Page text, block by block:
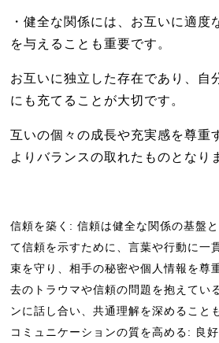
・健全な関係には、お互いに適度
を与えることも重要です。
お互いに独立した存在であり、自
にも充てることが大切です。
互いの個々の成長や充実感を尊重
よりバランスの取れたものとなり
信頼を築く: 信頼は健全な関係の基盤
て信頼を示すために、言葉や行動に一
束を守り、相手の秘密や個人情報を尊
去のトラウマや信頼の問題を抱えてい
ンに話し合い、共通理解を深めること
コミュニケーションの質を高める: 良